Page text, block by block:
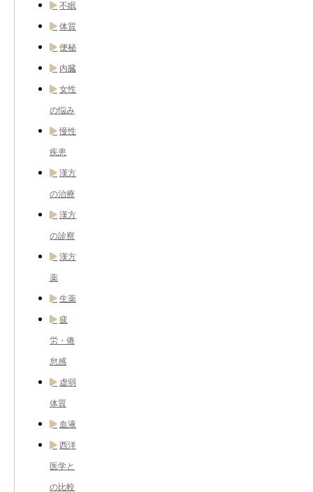
不眠
体質
便秘
内臓
女性
の悩み
慢性
疾患
漢方
の治療
漢方
の診察
漢方
薬
生薬
疲
労・倦
怠感
虚弱
体質
血液
西洋
医学と
の比較